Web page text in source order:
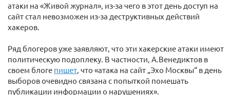
атаки на «Живой журнал», из-за чего в этот день доступ на
сайт стал невозможен из-за деструктивных действий
хакеров.
Ряд блогеров уже заявляют, что эти хакерские атаки имеют
политическую подоплеку. В частности, А.Венедиктов в
своем блоге пишет, что «атака на сайт „Эхо Москвы“ в день
выборов очевидно связана с попыткой помешать
публикации информации о нарушениях».